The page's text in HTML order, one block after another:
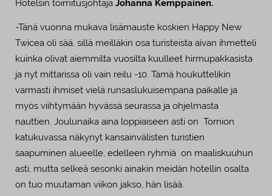
Hotelsin toimitusjohtaja Johanna Kemppainen.
-Tänä vuonna mukava lisämauste koskien Happy New
Twicea oli sää, sillä meilläkin osa turisteista aivan ihmetteli
kuinka olivat aiemmilta vuosilta kuulleet hirmupakkasista
ja nyt mittarissa oli vain reilu -10. Tämä houkuttelikin
varmasti ihmiset vielä runsaslukuisempana paikalle ja
myös viihtymään hyvässä seurassa ja ohjelmasta
nauttien. Joulunaika aina loppiaiseen asti on Tornion
katukuvassa näkynyt kansainvälisten turistien
saapuminen alueelle, edelleen ryhmiä on maaliskuuhun
asti, mutta selkeä sesonki ainakin meidän hotellin osalta
on tuo muutaman viikon jakso, hän lisää.